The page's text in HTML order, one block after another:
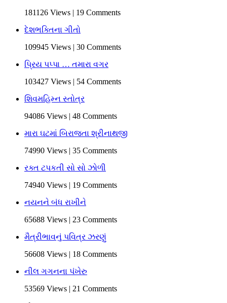
181126 Views | 19 Comments
દેશભક્તિના ગીતો
109945 Views | 30 Comments
પ્રિય પપ્પા … તમારા વગર
103427 Views | 54 Comments
શિવમહિમ્ન સ્તોત્ર
94086 Views | 48 Comments
મારા ઘટમાં બિરાજતા શ્રીનાથજી
74990 Views | 35 Comments
રક્ત ટપકતી સો સો ઝોળી
74940 Views | 19 Comments
નયનને બંધ રાખીને
65688 Views | 23 Comments
મૈત્રીભાવનું પવિત્ર ઝરણું
56608 Views | 18 Comments
નીલ ગગનના પંખેરુ
53569 Views | 21 Comments